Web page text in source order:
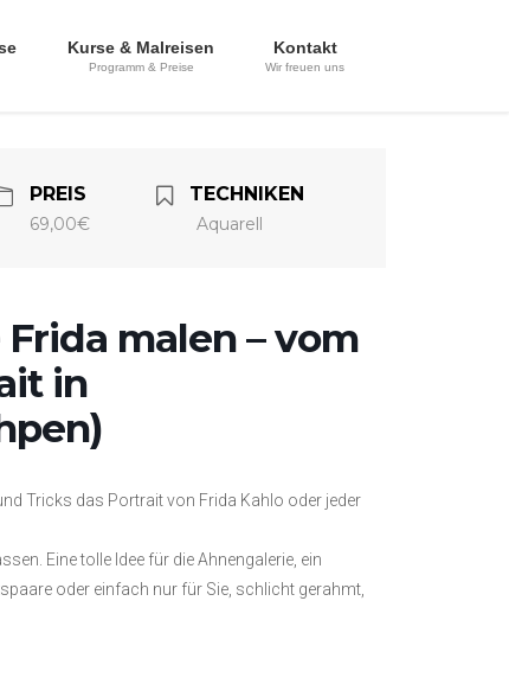
Kurse & Malreisen
Programm & Preise
Kontakt
Wir freuen uns
PREIS
69,00€
TECHNIKEN
Aquarell
malen – vom
in
Tricks das Portrait von Frida Kahlo oder jeder
Eine tolle Idee für die Ahnengalerie, ein
oder einfach nur für Sie, schlicht gerahmt,